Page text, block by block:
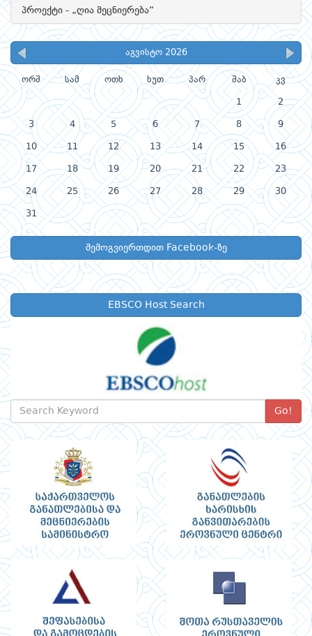
პროექტი - „ღია მეცნიერება“
აგვისტო 2026
ორშ სამ ოთხ ხუთ პარ შაბ კვ
1 2
3 4 5 6 7 8 9
10 11 12 13 14 15 16
17 18 19 20 21 22 23
24 25 26 27 28 29 30
31
შემოგვიერთდით Facebook-ზე
EBSCO Host Search
Go!